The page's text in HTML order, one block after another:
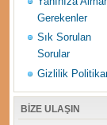
Gerekenler
Sık Sorulan
Sorular
Gizlilik
BİZE ULAŞIN